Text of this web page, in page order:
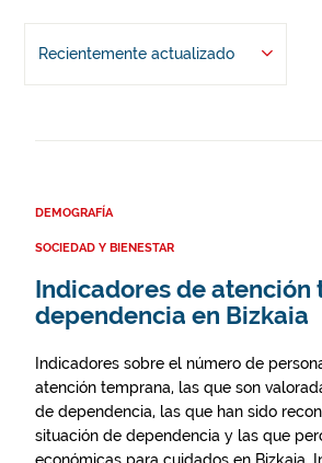
Recientemente actualizado
DEMOGRAFÍA
SOCIEDAD Y BIENESTAR
Indicadores de atención
dependencia en Bizkaia
Indicadores sobre el número de
atención temprana, las que son
de dependencia, las que han sido
situación de dependencia y las que